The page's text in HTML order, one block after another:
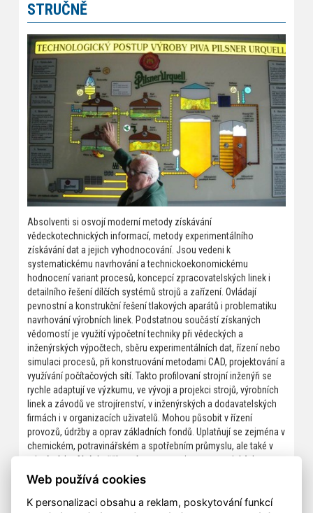
STRUČNĚ
Absolventi si osvojí moderní metody získávání
vědeckotechnických informací, metody experimentálního
získávání dat a jejich vyhodnocování. Jsou vedeni k
systematickému navrhování a technickoekonomickému
hodnocení variant procesů, koncepcí zpracovatelských linek i
detailního řešení dílčích systémů strojů a zařízení. Ovládají
pevnostní a konstrukční řešení tlakových aparátů i problematiku
navrhování výrobních linek. Podstatnou součástí získaných
vědomostí je využití výpočetní techniky při vědeckých a
inženýrských výpočtech, sběru experimentálních dat, řízení nebo
simulaci procesů, při konstruování metodami CAD, projektování a
využívání počítačových sítí. Takto profilovaní strojní inženýři se
rychle adaptují ve výzkumu, ve vývoji a projekci strojů, výrobních
linek a závodů ve strojírenství, v inženýrských a dodavatelských
firmách i v organizacích uživatelů. Mohou působit v řízení
provozů, údržby a oprav základních fondů. Uplatňují se zejména v
chemickém, potravinářském a spotřebním průmyslu, ale také v
primárních sférách těžby a úpravy surovin, v energetických
provozech, v zemědělství, ve farmaceutickém průmyslu, ve
službách a dalších složkách infrastruktury.
Web používá cookies
K personalizaci obsahu a reklam, poskytování funkcí